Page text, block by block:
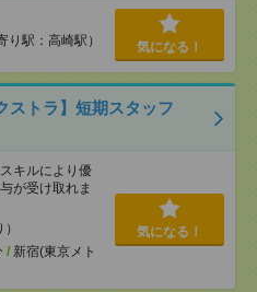
駅：高崎駅） 気になる！
ストラ】短期スタッフ
キルにより優
が受け取れま
/ 新宿(東京メト
気になる！